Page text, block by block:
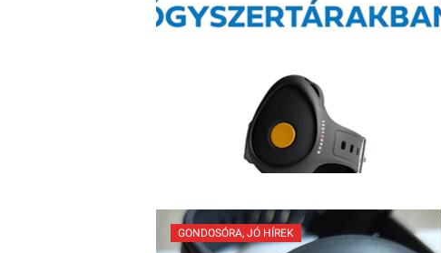
GONDOSÓRA,JÓ HÍREK